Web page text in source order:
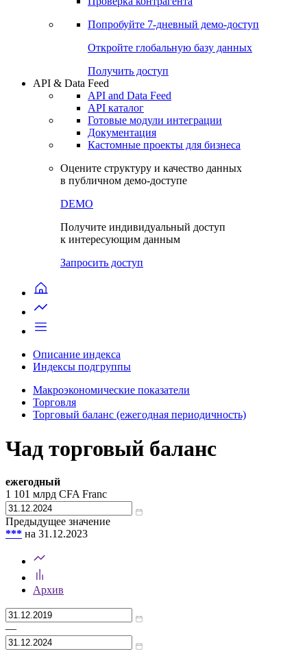
Попробуйте 7-дневный демо-доступ
Откройте глобальную базу данных
Получить доступ
API & Data Feed
API and Data Feed
API каталог
Готовые модули интеграции
Документация
Кастомные проекты для бизнеса
Оцените структуру и качество данных
в публичном демо-доступе
DEMO
Получите индивидуальный доступ
к интересующим данным
Запросить доступ
Описание индекса
Индексы подгруппы
Макроэкономические показатели
Торговля
Торговый баланс (ежегодная периодичность)
Чад торговый баланс
ежегодный
1 101 млрд CFA Franc
Предыдущее значение
*** на 31.12.2023
Архив
—